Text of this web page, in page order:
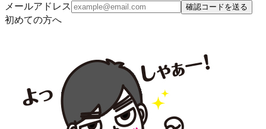
メールアドレス 確認コードを送る
初めての方へ